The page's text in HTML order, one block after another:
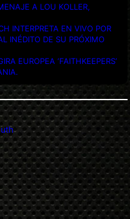
A LOU KOLLER,
INTERPRETA EN VIVO POR
INÉDITO DE SU PRÓXIMO
EUROPEA ‘FAITHKEEPERS’